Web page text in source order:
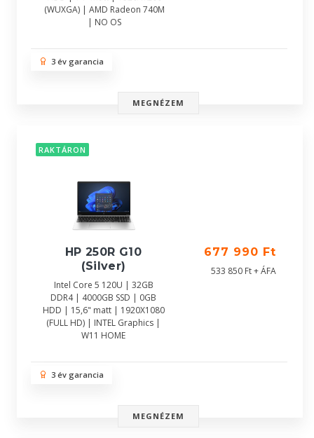
(WUXGA) | AMD Radeon 740M
| NO OS
3 év garancia
MEGNÉZEM
RAKTÁRON
HP 250R G10
(Silver)
Intel Core 5 120U | 32GB
DDR4 | 4000GB SSD | 0GB
HDD | 15,6" matt | 1920X1080
(FULL HD) | INTEL Graphics |
W11 HOME
677 990 Ft
533 850 Ft + ÁFA
3 év garancia
MEGNÉZEM